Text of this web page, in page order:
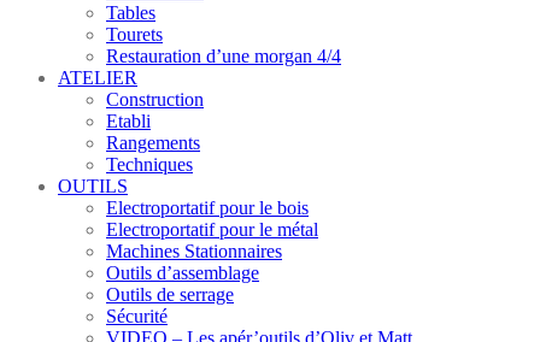
Tables
Tourets
Restauration d’une morgan 4/4
ATELIER
Construction
Etabli
Rangements
Techniques
OUTILS
Electroportatif pour le bois
Electroportatif pour le métal
Machines Stationnaires
Outils d’assemblage
Outils de serrage
Sécurité
VIDEO – Les apér’outils d’Oliv et Matt